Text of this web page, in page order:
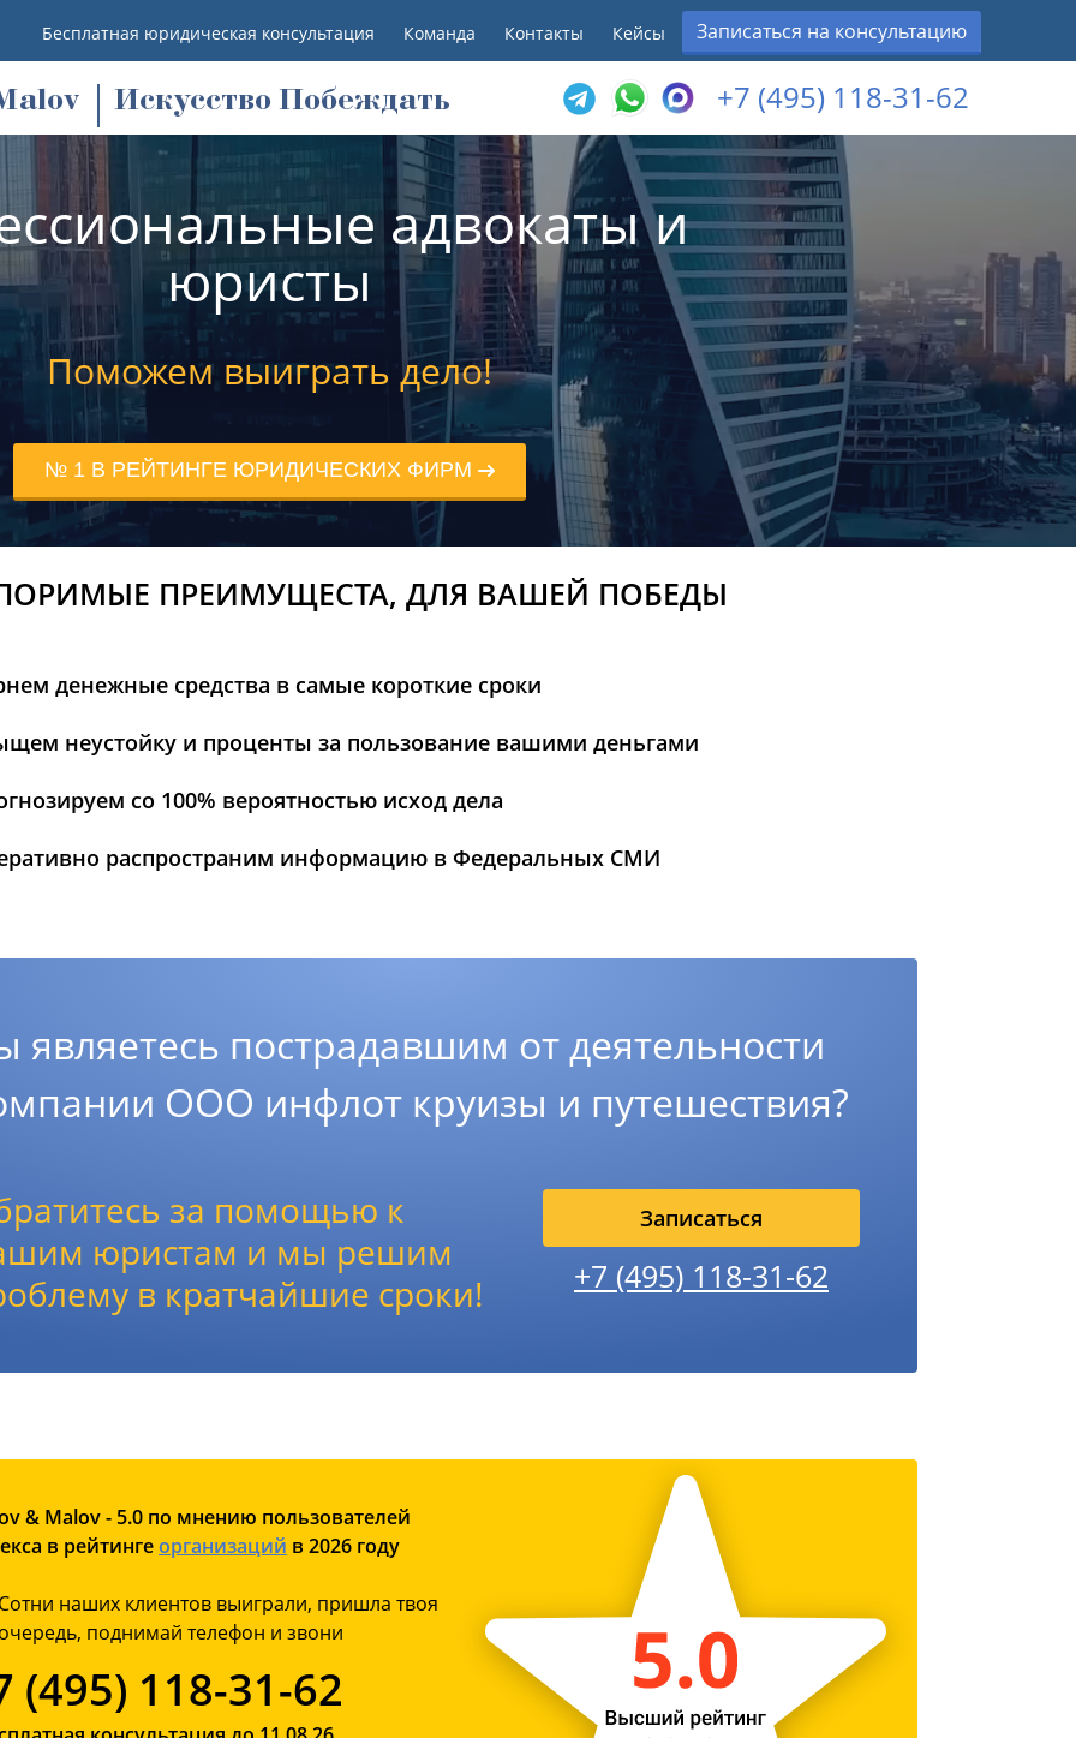
Бесплатная юридическая консультация Команда Контакты Кейсы Записаться на консультацию
alov Искусство Побеждать +7 (495) 118-31-62
адвокаты и
юристы
Поможем выиграть дело!
№ 1 В РЕЙТИНГЕ ЮРИДИЧЕСКИХ ФИРМ
ПРЕИМУЩЕСТА, ДЛЯ ВАШЕЙ ПОБЕДЫ
денежные средства в самые короткие сроки
неустойку и проценты за пользование вашими деньгами
со 100% вероятностью исход дела
распространим информацию в Федеральных СМИ
являетесь пострадавшим от деятельности
ООО инфлот круизы и путешествия?
за помощью к
юристам и мы решим
в кратчайшие сроки!
Записаться
+7 (495) 118-31-62
& Malov - 5.0 по мнению пользователей
в рейтингеорганизаций в 2026 году
Сотни наших клиентов выиграли, пришла твоя
очередь, поднимай телефон и звони
(495) 118-31-62